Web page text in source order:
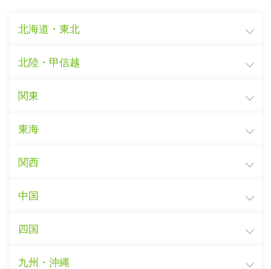
北海道・東北
北陸・甲信越
関東
東海
関西
中国
四国
九州・沖縄